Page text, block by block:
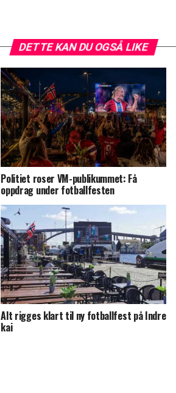
DETTE KAN DU OGSÅ LIKE
Politiet roser VM-publikummet: Få
oppdrag under fotballfesten
Alt rigges klart til ny fotballfest på Indre
kai